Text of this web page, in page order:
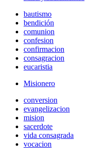
bautismo
bendición
comunion
confesion
confirmacion
consagracion
eucaristia
Misionero
conversion
evangelizacion
mision
sacerdote
vida consagrada
vocacion